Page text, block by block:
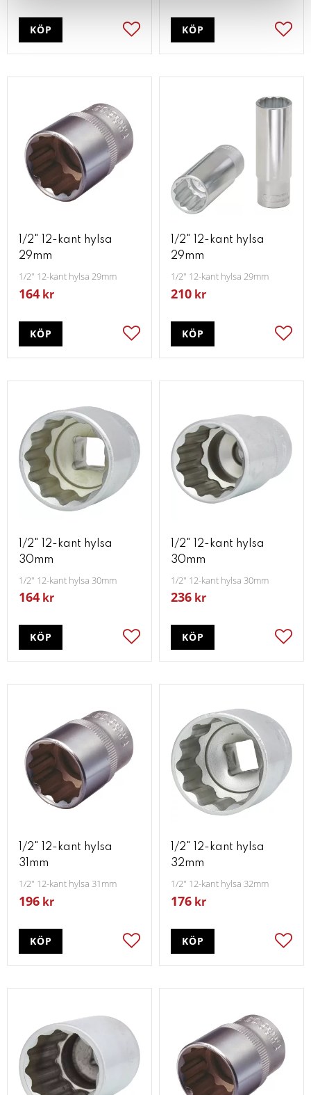
Lägg till i favoriter
KÖP KÖP
1/2" 12-kant hylsa
29mm
1/2" 12-kant hylsa 29mm
164 kr
Lägg till i favoriter
KÖP
1/2" 12-kant hylsa
29mm
1/2" 12-kant hylsa 29mm
210 kr
KÖP
1/2" 12-kant hylsa
30mm
1/2" 12-kant hylsa 30mm
164 kr
Lägg till i favoriter
KÖP
1/2" 12-kant hylsa
30mm
1/2" 12-kant hylsa 30mm
236 kr
KÖP
1/2" 12-kant hylsa
31mm
1/2" 12-kant hylsa 31mm
196 kr
Lägg till i favoriter
KÖP
1/2" 12-kant hylsa
32mm
1/2" 12-kant hylsa 32mm
176 kr
KÖP